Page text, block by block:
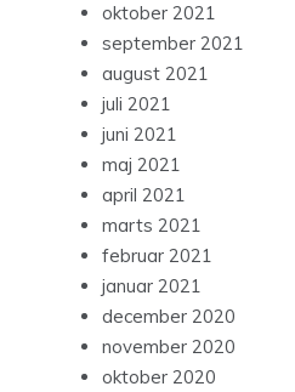
oktober 2021
september 2021
august 2021
juli 2021
juni 2021
maj 2021
april 2021
marts 2021
februar 2021
januar 2021
december 2020
november 2020
oktober 2020